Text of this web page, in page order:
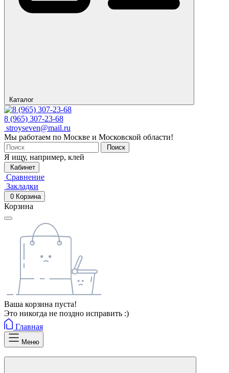
Каталог
8 (965) 307-23-68
stroyseven@mail.ru
Мы работаем по Москве и Московской области!
Поиск
Я ищу, например, клей
Кабинет
Сравнение
Закладки
0 Корзина
Корзина
Ваша корзина пуста!
Это никогда не поздно исправить :)
Главная
Меню